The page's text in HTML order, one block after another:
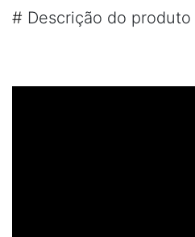
# Descrição do produto